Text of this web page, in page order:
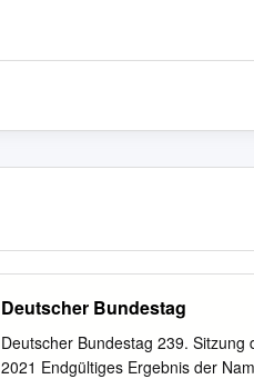
Deutscher Bundestag
Deutscher Bundestag 239.
2021 Endgültiges Ergebnis der